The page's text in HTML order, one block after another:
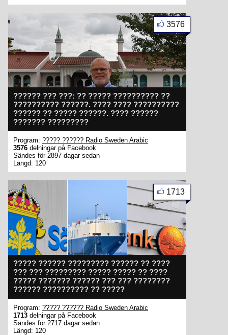
?????? ??? ???: ?? ????? ?????????? ??
?????????? ??????. ???? ???? ??????????
?????? ?? ????? ??????. ???? ??????
??????? ?????????
3576
Program: ????? ?????? Radio Sweden Arabic
3576 delningar på Facebook
Sändes för 2897 dagar sedan
Längd: 120
????? ?????? ????????? ?????? ?? ????
??? ??? ????????? ????? ????? ?? ????
????? ??????? ?????? ??? ??? ????????
?????? ?????????? ?? ?????
1713
Program: ????? ?????? Radio Sweden Arabic
1713 delningar på Facebook
Sändes för 2717 dagar sedan
Längd: 120